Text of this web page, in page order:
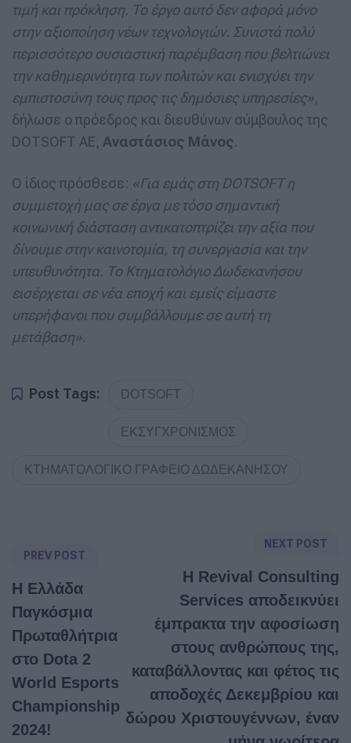
τιμή και πρόκληση. Το έργο αυτό δεν αφορά μόνο
στην αξιοποίηση νέων τεχνολογιών. Συνιστά πολύ
περισσότερο ουσιαστική παρέμβαση που βελτιώνει
την καθημερινότητα των πολιτών και ενισχύει την
εμπιστοσύνη τους προς τις δημόσιες υπηρεσίες»,
δήλωσε ο πρόεδρος και διευθύνων σύμβουλος της
DOTSOFT AE, Αναστάσιος Μάνος.
Ο ίδιος πρόσθεσε: «Για εμάς στη DOTSOFT η
συμμετοχή μας σε έργα με τόσο σημαντική
κοινωνική διάσταση αντικατοπτρίζει την αξία που
δίνουμε στην καινοτομία, τη συνεργασία και την
υπευθυνότητα. Το Κτηματολόγιο Δωδεκανήσου
εισέρχεται σε νέα εποχή και εμείς είμαστε
υπερήφανοι που συμβάλλουμε σε αυτή τη
μετάβαση».
Post Tags: DOTSOFT
ΕΚΣΥΓΧΡΟΝΙΣΜΟΣ
ΚΤΗΜΑΤΟΛΟΓΙΚΟ ΓΡΑΦΕΙΟ ΔΩΔΕΚΑΝΗΣΟΥ
PREV POST
Η Ελλάδα
Παγκόσμια
Πρωταθλήτρια
στο Dota 2
World Esports
Championship
2024!
NEXT POST
Η Revival Consulting
Services αποδεικνύει
έμπρακτα την αφοσίωση
στους ανθρώπους της,
καταβάλλοντας και φέτος τις
αποδοχές Δεκεμβρίου και
δώρου Χριστουγέννων, έναν